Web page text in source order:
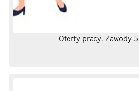
Oferty pracy. Zawody